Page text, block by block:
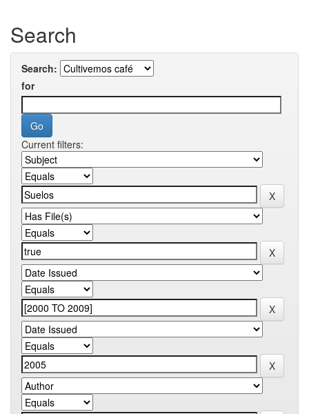
Search
Search:
for
Current filters: